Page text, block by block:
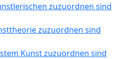
zuzuordnen sind
zuzuordnen sind
Kunst zuzuordnen sind